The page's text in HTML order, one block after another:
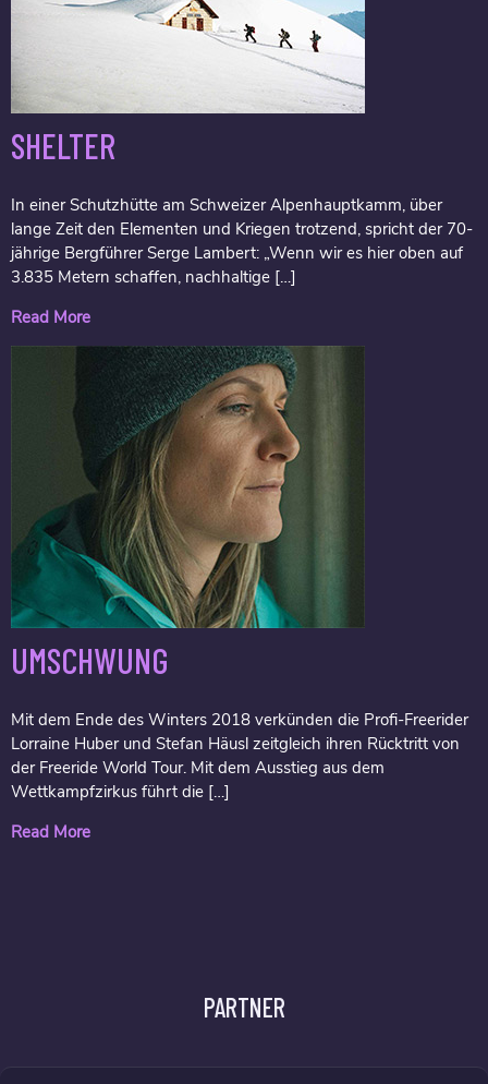
SHELTER
In einer Schutzhütte am Schweizer Alpenhauptkamm, über
lange Zeit den Elementen und Kriegen trotzend, spricht der 70-
jährige Bergführer Serge Lambert: „Wenn wir es hier oben auf
3.835 Metern schaffen, nachhaltige […]
Read More
UMSCHWUNG
Mit dem Ende des Winters 2018 verkünden die Profi-Freerider
Lorraine Huber und Stefan Häusl zeitgleich ihren Rücktritt von
der Freeride World Tour. Mit dem Ausstieg aus dem
Wettkampfzirkus führt die […]
Read More
PARTNER